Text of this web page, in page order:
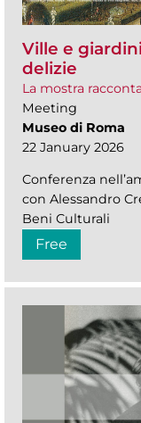
Ville e
delizie
La mostra
Meeting
Museo di Roma
22 January 2026
Conferenza
con Alessandro
Beni Culturali
Free